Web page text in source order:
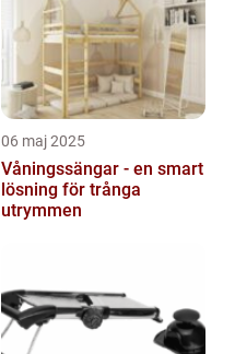
06 maj 2025
Våningssängar - en smart
lösning för trånga
utrymmen